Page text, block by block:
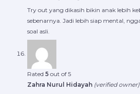
Try out yang dikasih bikin anak lebih
sebenarnya. Jadi lebih siap mental,
soal asli.
Rated 5 out of 5
Zahra Nurul Hidayah (verified owner)